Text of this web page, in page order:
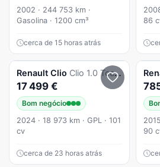
2002 · 244 753 km ·
Gasolina · 1200 cm³
cerca de 15 horas atrás
86
Renault Clio Clio 1.0 Tce Evolution Bi-Fuel
17 499 €
Bom negócio
2024 · 18 973 km · GPL · 101
cv
cerca de 23 horas atrás
90